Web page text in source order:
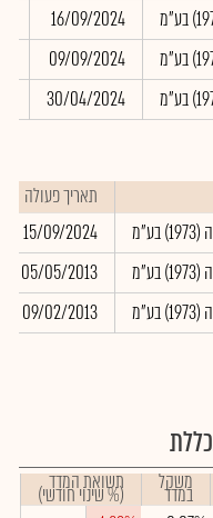
16/09/2024
09/09/2024
30/04/2024
תאריך פעולה
15/09/2024
05/05/2013
09/02/2013
משקל
במדד תשואת המדד
(% שינוי חודשי)